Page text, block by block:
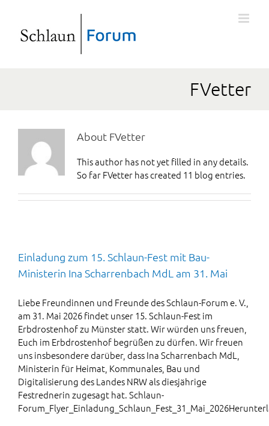
FVetter
About FVetter
This author has not yet filled in any details.
So far FVetter has created 11 blog entries.
Einladung zum 15. Schlaun-Fest mit Bau-
Ministerin Ina Scharrenbach MdL am 31. Mai
Liebe Freundinnen und Freunde des Schlaun-Forum e. V.,
am 31. Mai 2026 findet unser 15. Schlaun-Fest im
Erbdrostenhof zu Münster statt. Wir würden uns freuen,
Euch im Erbdrostenhof begrüßen zu dürfen. Wir freuen
uns insbesondere darüber, dass Ina Scharrenbach MdL,
Ministerin für Heimat, Kommunales, Bau und
Digitalisierung des Landes NRW als diesjährige
Festrednerin zugesagt hat. Schlaun-